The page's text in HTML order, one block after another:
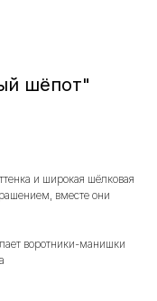
шёпот"
и широкая шёлковая
вместе они
воротники-манишки